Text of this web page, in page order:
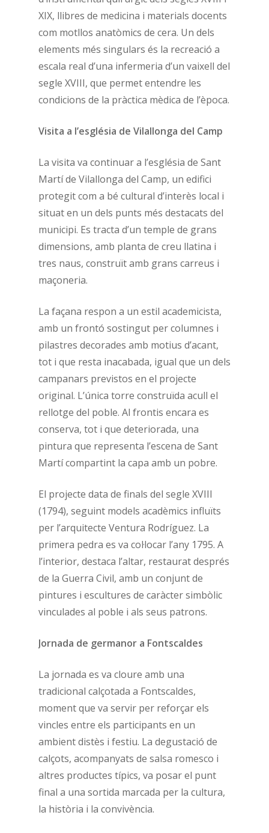
XIX, llibres de medicina i materials docents
com motllos anatòmics de cera. Un dels
elements més singulars és la recreació a
escala real d’una infermeria d’un vaixell del
segle XVIII, que permet entendre les
condicions de la pràctica mèdica de l’època.
Visita a l’església de Vilallonga del Camp
La visita va continuar a l’església de Sant
Martí de Vilallonga del Camp, un edifici
protegit com a bé cultural d’interès local i
situat en un dels punts més destacats del
municipi. Es tracta d’un temple de grans
dimensions, amb planta de creu llatina i
tres naus, construït amb grans carreus i
maçoneria.
La façana respon a un estil academicista,
amb un frontó sostingut per columnes i
pilastres decorades amb motius d’acant,
tot i que resta inacabada, igual que un dels
campanars previstos en el projecte
original. L’única torre construïda acull el
rellotge del poble. Al frontis encara es
conserva, tot i que deteriorada, una
pintura que representa l’escena de Sant
Martí compartint la capa amb un pobre.
El projecte data de finals del segle XVIII
(1794), seguint models acadèmics influïts
per l’arquitecte Ventura Rodríguez. La
primera pedra es va col·locar l’any 1795. A
l’interior, destaca l’altar, restaurat després
de la Guerra Civil, amb un conjunt de
pintures i escultures de caràcter simbòlic
vinculades al poble i als seus patrons.
Jornada de germanor a Fontscaldes
La jornada es va cloure amb una
tradicional calçotada a Fontscaldes,
moment que va servir per reforçar els
vincles entre els participants en un
ambient distès i festiu. La degustació de
calçots, acompanyats de salsa romesco i
altres productes típics, va posar el punt
final a una sortida marcada per la cultura,
la història i la convivència.